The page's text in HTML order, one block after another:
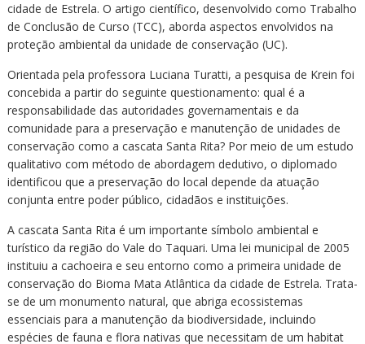
cidade de Estrela. O artigo científico, desenvolvido como Trabalho
de Conclusão de Curso (TCC), aborda aspectos envolvidos na
proteção ambiental da unidade de conservação (UC).
Orientada pela professora Luciana Turatti, a pesquisa de Krein foi
concebida a partir do seguinte questionamento: qual é a
responsabilidade das autoridades governamentais e da
comunidade para a preservação e manutenção de unidades de
conservação como a cascata Santa Rita? Por meio de um estudo
qualitativo com método de abordagem dedutivo, o diplomado
identificou que a preservação do local depende da atuação
conjunta entre poder público, cidadãos e instituições.
A cascata Santa Rita é um importante símbolo ambiental e
turístico da região do Vale do Taquari. Uma lei municipal de 2005
instituiu a cachoeira e seu entorno como a primeira unidade de
conservação do Bioma Mata Atlântica da cidade de Estrela. Trata-
se de um monumento natural, que abriga ecossistemas
essenciais para a manutenção da biodiversidade, incluindo
espécies de fauna e flora nativas que necessitam de um habitat